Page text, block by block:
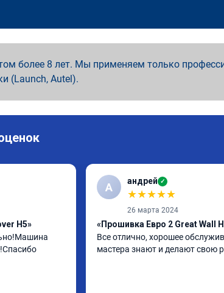
более 8 лет. Мы применяем только
(Launch, Autel).
H5»
А андрей ✓
★★★★★
26 марта 2024
«Прошивка Евро 2 Great Wall
Все отлично, хорошее
мастера знают и делают свою